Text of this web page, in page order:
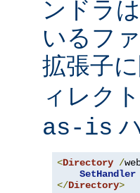
ンドラ
いるフ
拡張子
ィレク
as-is
<Directory /
SetHandler
</Directory>